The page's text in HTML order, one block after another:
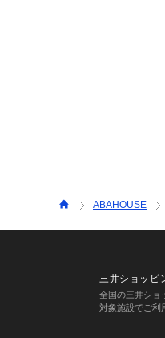
ABAHOUSE
三井ショッピ
全国の三井ショ
対象施設でご利